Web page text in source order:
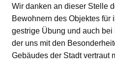
Wir danken an dieser Stelle
Bewohnern des Objektes für
gestrige Übung und auch
der uns mit den
Gebäudes der Stadt vertraut